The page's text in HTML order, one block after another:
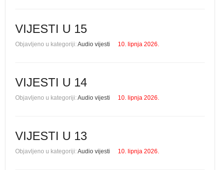
VIJESTI U 15
Objavljeno u kategoriji:Audio vijesti 10. lipnja 2026.
VIJESTI U 14
Objavljeno u kategoriji:Audio vijesti 10. lipnja 2026.
VIJESTI U 13
Objavljeno u kategoriji:Audio vijesti 10. lipnja 2026.